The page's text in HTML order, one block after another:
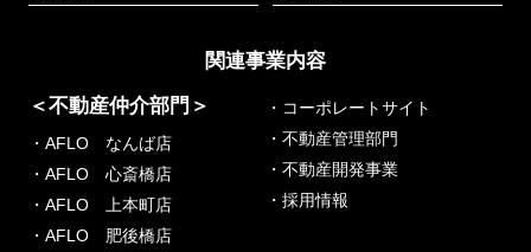
関連事業内容
＜不動産仲介部門＞
・AFLO なんば店
・AFLO 心斎橋店
・AFLO 上本町店
・AFLO 肥後橋店
・コーポレートサイト
・不動産管理部門
・不動産開発事業
・採用情報